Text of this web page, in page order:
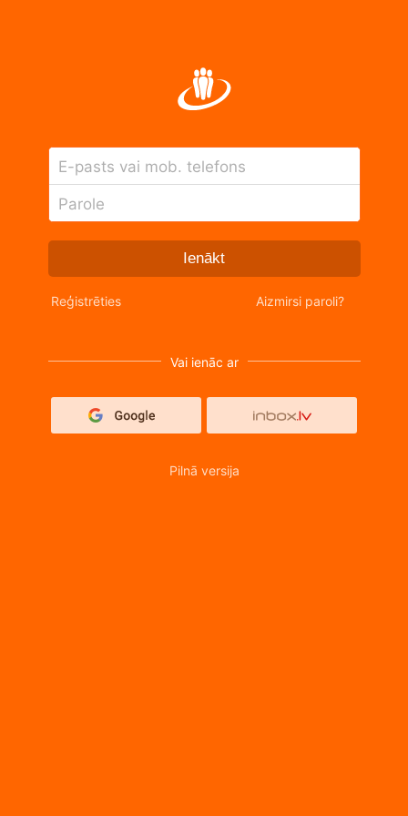
E-pasts vai mob. telefons
Parole
Ienākt
Reģistrēties Aizmirsi paroli?
Vai ienāc ar
Pilnā versija